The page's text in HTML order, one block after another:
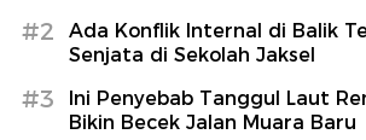
#2
Ada Konflik Internal di Balik
Senjata di Sekolah Jaksel
#3
Ini Penyebab Tanggul Laut
Bikin Becek Jalan Muara Baru